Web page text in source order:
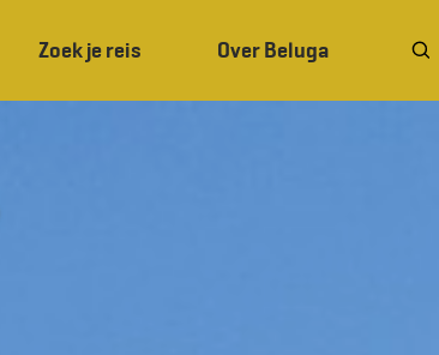
Zoek je reis Over Beluga